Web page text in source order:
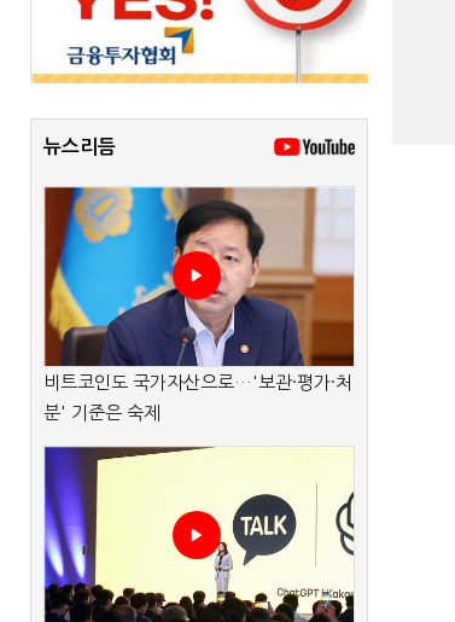
뉴스리듬
비트코인도 국가자산으로…'보관·평가·처
분' 기준은 숙제